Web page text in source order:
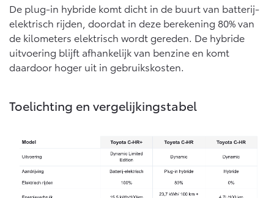
Vanaf € 37.500,- Vanaf € 55.950,-
Proace Max (excl. BTW)
Hilux (excl. BTW)
De plug-in hybride komt dicht in de buurt van batterij-
elektrisch rijden, doordat in deze berekening 80% van
de kilometers elektrisch wordt gereden. De hybride
uitvoering blijft afhankelijk van benzine en komt
daardoor hoger uit in gebruikskosten.
Toelichting en vergelijkingstabel